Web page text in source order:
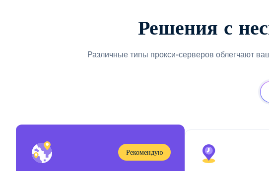
Решения с
Различные типы прокси-серверов облегчают
Рекомендую